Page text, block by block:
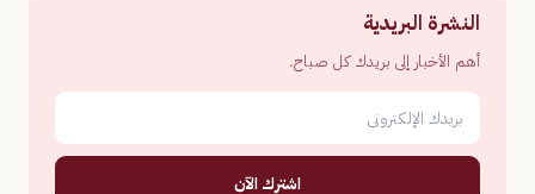
النشرة البريدية
أهم الأخبار إلى بريدك كل صباح.
اشترك الآن